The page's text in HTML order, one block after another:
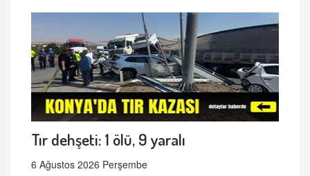
Tır dehşeti: 1 ölü, 9 yaralı
6 Ağustos 2026 Perşembe